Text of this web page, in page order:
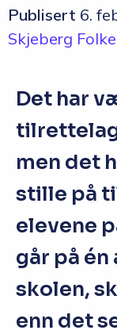
Publisert 6.
Skjeberg
Det har
men det
stille på
elevene
går på
skolen,
enn det